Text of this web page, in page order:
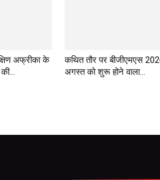
अफ्रीका के
कथित तौर पर बीजीएमएस
अगस्त को शुरू होने वाला...